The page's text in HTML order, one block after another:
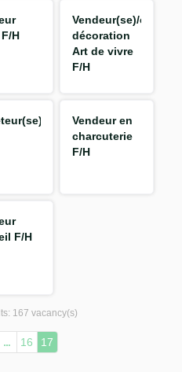
H
Vendeur(se)/
décoration
Art de vivre
F/H
Vendeur en
charcuterie
F/H
F/H
167 vacancy(s)
16 17